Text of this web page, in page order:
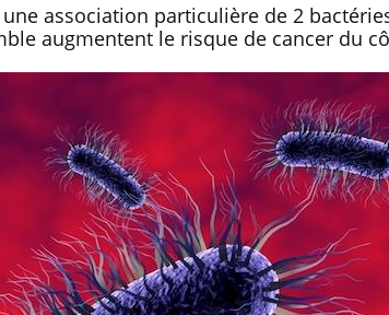
association particulière de 2
augmentent le risque de cancer du
Fortes chaleurs :
pourquoi le risque de
noyade grimpe-t-il ?